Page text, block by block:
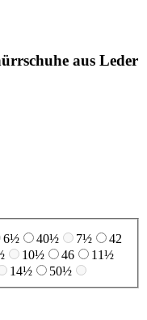
aus Leder
6½ 40½ 7½
42
10½ 46
11½
14½
50½